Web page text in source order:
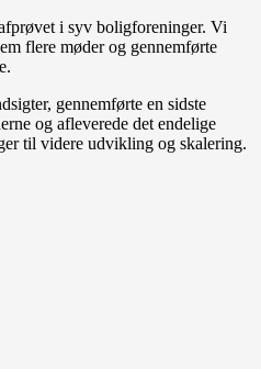
i syv boligforeninger. Vi
flere møder og gennemførte
gennemførte en sidste
og afleverede det endelige
til videre udvikling og skalering.